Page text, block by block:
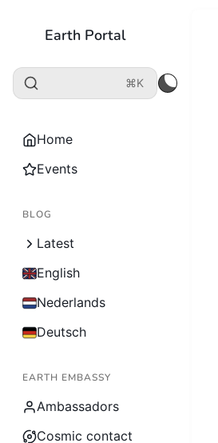
Earth Portal
⌘K
Home
Events
BLOG
Latest
English
Nederlands
Deutsch
EARTH EMBASSY
Ambassadors
Cosmic contact